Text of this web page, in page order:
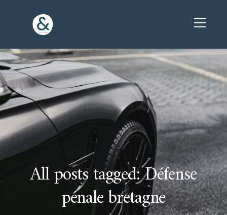
All posts tagged: Défense
pénale bretagne